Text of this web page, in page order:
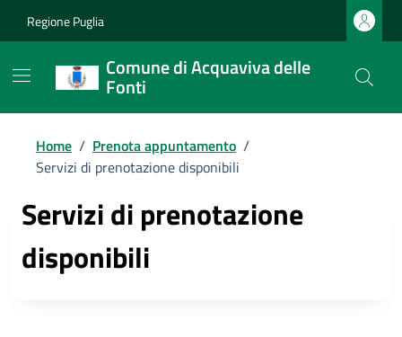
Regione Puglia
Comune di Acquaviva delle
Fonti
Home / Prenota appuntamento /
Servizi di prenotazione disponibili
Servizi di prenotazione
disponibili